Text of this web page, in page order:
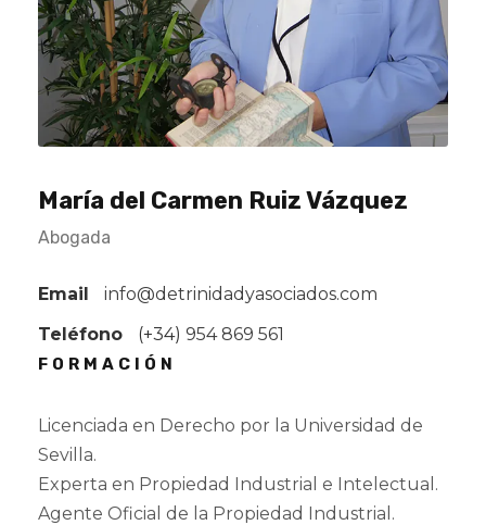
María del Carmen Ruiz Vázquez
Abogada
Email
info@detrinidadyasociados.com
Teléfono
(+34) 954 869 561
FORMACIÓN
Licenciada en Derecho por la Universidad de
Sevilla.
Experta en Propiedad Industrial e Intelectual.
Agente Oficial de la Propiedad Industrial.